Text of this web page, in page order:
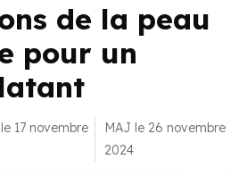
de la peau
pour un
17 novembre
MAJ le 26 novembre
2024